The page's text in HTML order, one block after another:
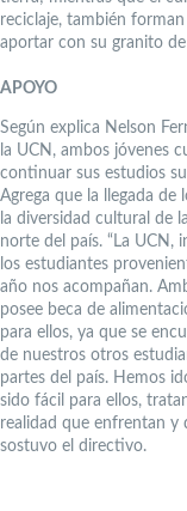
reciclaje, también
aportar con su granito
APOYO
Según explica Nelson
la UCN, ambos jóvenes
continuar sus estudios
Agrega que la llegada de
la diversidad cultural de
norte del país. “La UCN,
los estudiantes
año nos acompañan.
posee beca de
para ellos, ya que se
de nuestros otros
partes del país. Hemos
sido fácil para ellos,
realidad que enfrentan y
sostuvo el directivo.